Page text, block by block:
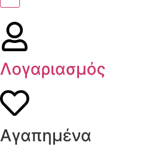
Λογαριασμός
Αγαπημένα